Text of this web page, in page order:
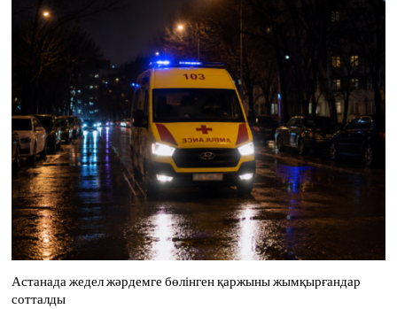
Астанада жедел жәрдемге бөлінген қаржыны жымқырғандар
сотталды